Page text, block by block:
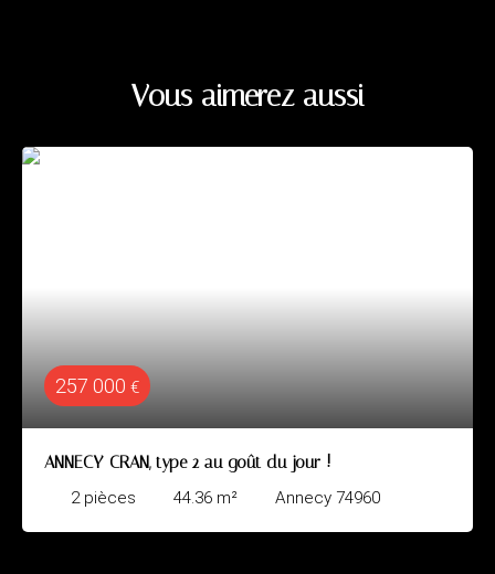
Vous aimerez aussi
257 000 €
ANNECY-CRAN, type 2 au goût du jour !
2 pièces 44.36 m² Annecy 74960